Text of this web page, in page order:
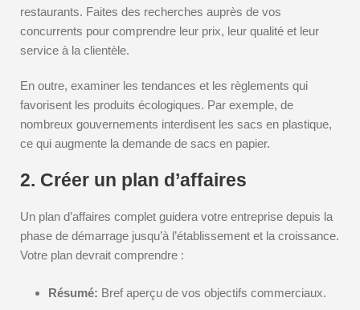
restaurants. Faites des recherches auprès de vos
concurrents pour comprendre leur prix, leur qualité et leur
service à la clientèle.
En outre, examiner les tendances et les règlements qui
favorisent les produits écologiques. Par exemple, de
nombreux gouvernements interdisent les sacs en plastique,
ce qui augmente la demande de sacs en papier.
2. Créer un plan d’affaires
Un plan d’affaires complet guidera votre entreprise depuis la
phase de démarrage jusqu’à l’établissement et la croissance.
Votre plan devrait comprendre :
Résumé: Bref aperçu de vos objectifs commerciaux.